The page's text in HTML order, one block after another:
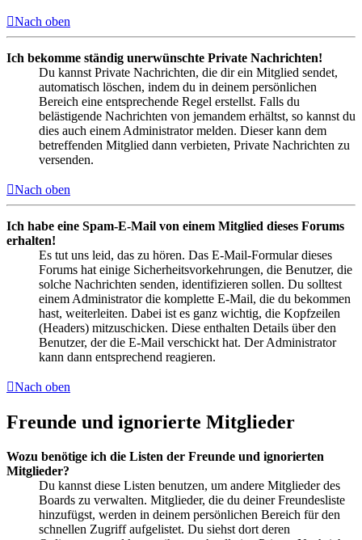
Nach oben
Ich bekomme ständig unerwünschte Private Nachrichten!
Du kannst Private Nachrichten, die dir ein Mitglied sendet,
automatisch löschen, indem du in deinem persönlichen
Bereich eine entsprechende Regel erstellst. Falls du
belästigende Nachrichten von jemandem erhältst, so kannst du
dies auch einem Administrator melden. Dieser kann dem
betreffenden Mitglied dann verbieten, Private Nachrichten zu
versenden.
Nach oben
Ich habe eine Spam-E-Mail von einem Mitglied dieses Forums
erhalten!
Es tut uns leid, das zu hören. Das E-Mail-Formular dieses
Forums hat einige Sicherheitsvorkehrungen, die Benutzer, die
solche Nachrichten senden, identifizieren sollen. Du solltest
einem Administrator die komplette E-Mail, die du bekommen
hast, weiterleiten. Dabei ist es ganz wichtig, die Kopfzeilen
(Headers) mitzuschicken. Diese enthalten Details über den
Benutzer, der die E-Mail verschickt hat. Der Administrator
kann dann entsprechend reagieren.
Nach oben
Freunde und ignorierte Mitglieder
Wozu benötige ich die Listen der Freunde und ignorierten
Mitglieder?
Du kannst diese Listen benutzen, um andere Mitglieder des
Boards zu verwalten. Mitglieder, die du deiner Freundesliste
hinzufügst, werden in deinem persönlichen Bereich für den
schnellen Zugriff aufgelistet. Du siehst dort deren